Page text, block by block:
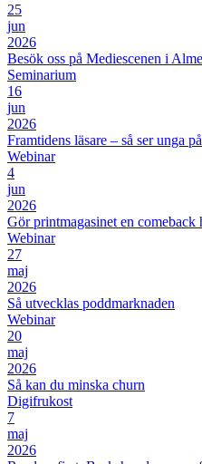
25
jun
2026
Besök oss på Mediescenen i
Seminarium
16
jun
2026
Framtidens läsare – så ser unga
Webinar
4
jun
2026
Gör printmagasinet en comeback
Webinar
27
maj
2026
Så utvecklas poddmarknaden
Webinar
20
maj
2026
Så kan du minska churn
Digifrukost
7
maj
2026